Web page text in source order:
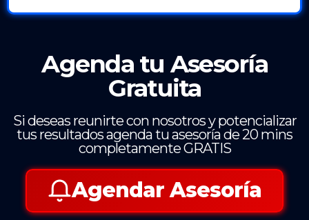
Agenda tu Asesoría
Gratuita
Si deseas reunirte con nosotros y potencializar
tus resultados agenda tu asesoría de 20 mins
completamente GRATIS
Agendar Asesoría